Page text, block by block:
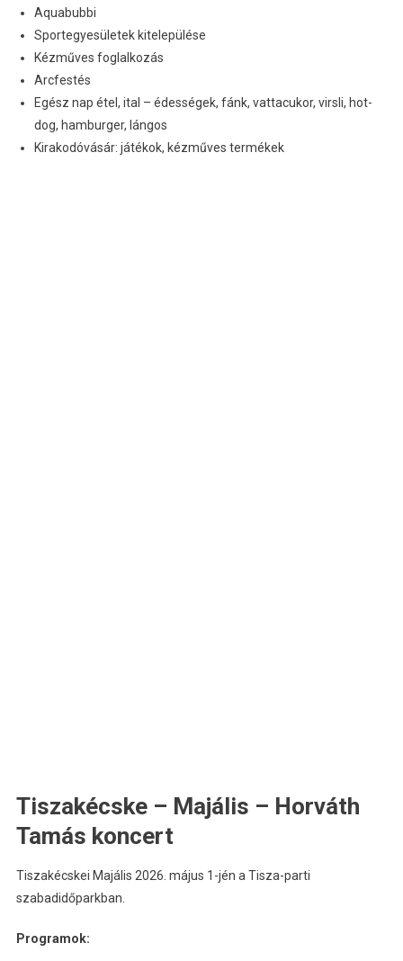
Aquabubbi
Sportegyesületek kitelepülése
Kézműves foglalkozás
Arcfestés
Egész nap étel, ital – édességek, fánk, vattacukor, virsli, hot-
dog, hamburger, lángos
Kirakodóvásár: játékok, kézműves termékek
Tiszakécske – Majális – Horváth
Tamás koncert
Tiszakécskei Majális 2026. május 1-jén a Tisza-parti
szabadidőparkban.
Programok: